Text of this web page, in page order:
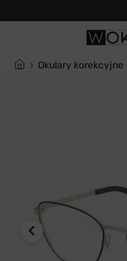
Okulary korekcyjne